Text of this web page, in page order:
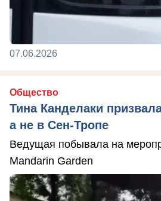
07.06.2026
Общество
Тина Канделаки
а не в Сен-Тропе
Ведущая побывала на
Mandarin Garden